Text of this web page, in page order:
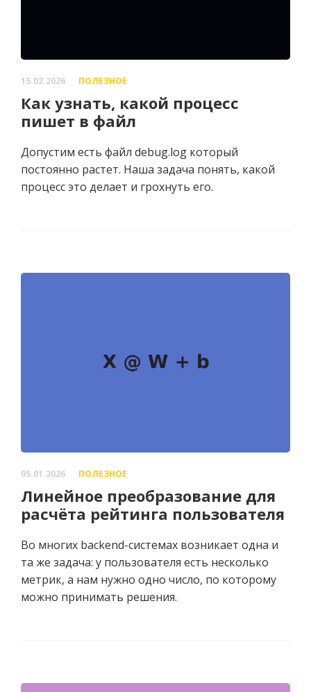
15.02.2026 ПОЛЕЗНОЕ
Как узнать, какой процесс
пишет в файл
Допустим есть файл debug.log который
постоянно растет. Наша задача понять, какой
процесс это делает и грохнуть его.
05.01.2026 ПОЛЕЗНОЕ
Линейное преобразование для
расчёта рейтинга пользователя
Во многих backend-системах возникает одна и
та же задача: у пользователя есть несколько
метрик, а нам нужно одно число, по которому
можно принимать решения.